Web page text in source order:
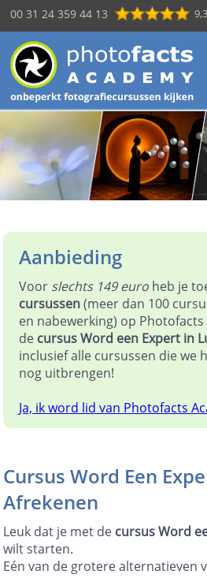
00 31 24 359 44 13 9,3
Aanbieding
Voor slechts 149 euro heb je
cursussen(meer dan 100
en nabewerking) op
de cursus Word een Expert in
inclusief alle cursussen die we
nog uitbrengen!
Ja, ik word lid van Photofacts
Cursus Word Een
Afrekenen
Leuk dat je met de cursus Word
wilt starten.
Eén van de grotere alternatieven